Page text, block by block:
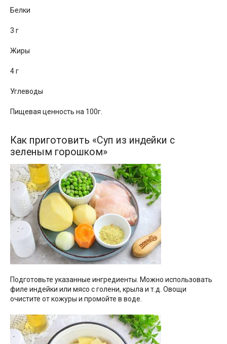
Белки
3 г
Жиры
4 г
Углеводы
Пищевая ценность на 100г.
Как приготовить «Суп из индейки с
зеленым горошком»
Подготовьте указанные ингредиенты. Можно использовать
филе индейки или мясо с голени, крыла и т.д. Овощи
очистите от кожуры и промойте в воде.